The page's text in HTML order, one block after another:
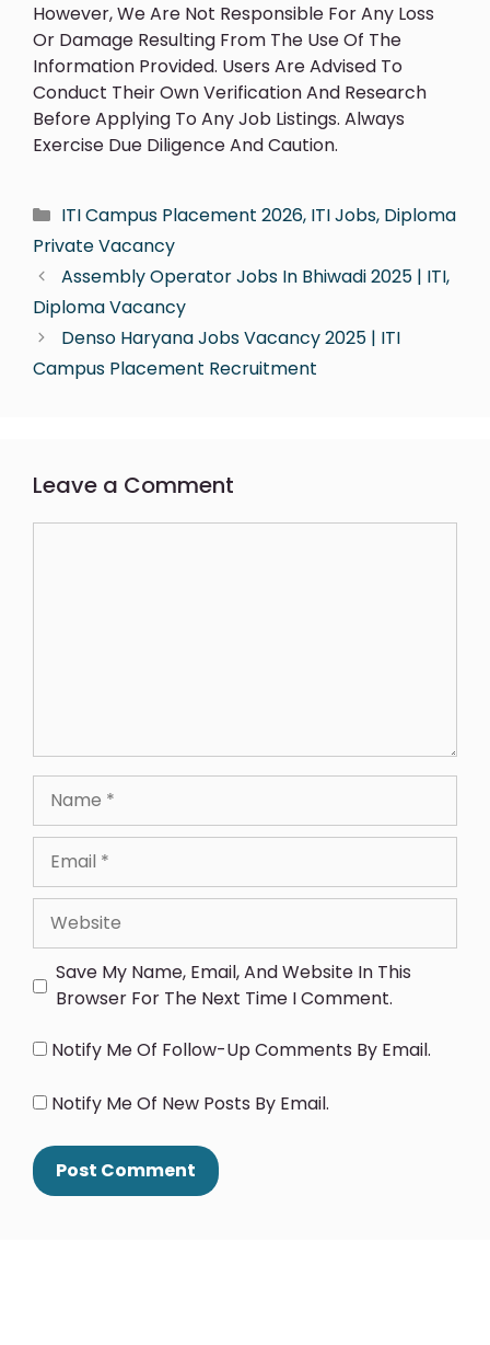
However, We Are Not Responsible For Any Loss
Or Damage Resulting From The Use Of The
Information Provided. Users Are Advised To
Conduct Their Own Verification And Research
Before Applying To Any Job Listings. Always
Exercise Due Diligence And Caution.
ITI Campus Placement 2026, ITI Jobs, Diploma
Private Vacancy
Assembly Operator Jobs In Bhiwadi 2025 | ITI,
Diploma Vacancy
Denso Haryana Jobs Vacancy 2025 | ITI
Campus Placement Recruitment
Leave a Comment
Save My Name, Email, And Website In This
Browser For The Next Time I Comment.
Notify Me Of Follow-Up Comments By Email.
Notify Me Of New Posts By Email.